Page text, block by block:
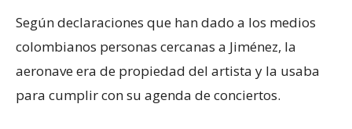
Según declaraciones que han dado a los medios
colombianos personas cercanas a Jiménez, la
aeronave era de propiedad del artista y la usaba
para cumplir con su agenda de conciertos.